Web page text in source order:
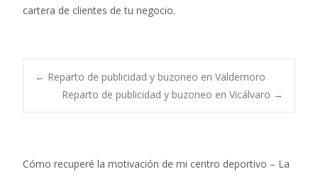
cartera de clientes de tu negocio.
Post
← Reparto de publicidad y buzoneo en Valdemoro
Reparto de publicidad y buzoneo en Vicálvaro →
Cómo recuperé la motivación de mi centro deportivo – La